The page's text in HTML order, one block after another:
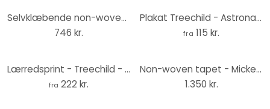
Selvklæbende non-woven tapet - Mickey Head Billboard - 125 x 125 cm
746 kr.
Plakat Treechild - Astronaut Mickey
fra 115 kr.
Lærredsprint - Treechild - Astronaut Mickey
fra 222 kr.
Non-woven tapet - Mickey stregtegning - 250 x 280 cm
1.350 kr.